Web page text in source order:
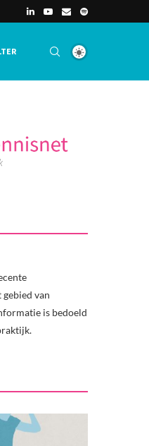
van
is bedoeld